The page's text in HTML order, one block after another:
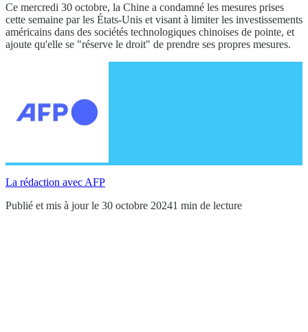
Ce mercredi 30 octobre, la Chine a condamné les mesures prises
cette semaine par les États-Unis et visant à limiter les investissements
américains dans des sociétés technologiques chinoises de pointe, et
ajoute qu'elle se "réserve le droit" de prendre ses propres mesures.
La rédaction avec AFP
Publié et mis à jour le 30 octobre 20241 min de lecture